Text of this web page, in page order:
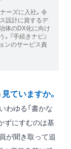
ーズに入社。令
設計に資するデ
体のDX化に向け
『手続きナビ』
ンのサービス責
ていますか。
わゆる「書かな
ずにすむのは基
が聞き取って追